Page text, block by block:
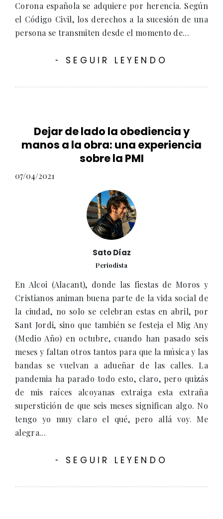
Corona española se adquiere por herencia. Según
el Código Civil, los derechos a la sucesión de una
persona se transmiten desde el momento de...
- SEGUIR LEYENDO
Dejar de lado la obediencia y
manos a la obra: una experiencia
sobre la PMI
07/04/2021
Sato Díaz
Periodista
En Alcoi (Alacant), donde las fiestas de Moros y
Cristianos animan buena parte de la vida social de
la ciudad, no solo se celebran estas en abril, por
Sant Jordi, sino que también se festeja el Mig Any
(Medio Año) en octubre, cuando han pasado seis
meses y faltan otros tantos para que la música y las
bandas se vuelvan a adueñar de las calles. La
pandemia ha parado todo esto, claro, pero quizás
de mis raíces alcoyanas extraiga esta extraña
superstición de que seis meses significan algo. No
tengo yo muy claro el qué, pero allá voy. Me
alegra...
- SEGUIR LEYENDO